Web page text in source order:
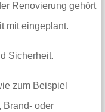
Renovierung gehört
mit eingeplant.
Sicherheit.
zum Beispiel
Brand- oder